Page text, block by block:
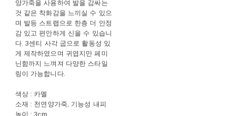
양가죽을 사용하여 발을 감싸는
것 같은 착화감을 느끼실 수 있으
며 발등 스트랩으로 한층 더 안정
감 있고 편안하게 신을 수 있습니
다. 3센티 사각 굽으로 활동성 있
게 제작하였으며 귀엽지만 페미
닌함까지 느껴져 다양한 스타일
링이 가능합니다.
색상 : 카멜
소재 : 천연양가죽, 기능성 내피
높이 : 3cm